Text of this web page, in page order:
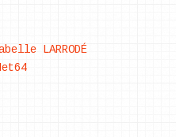
LARRODÉ